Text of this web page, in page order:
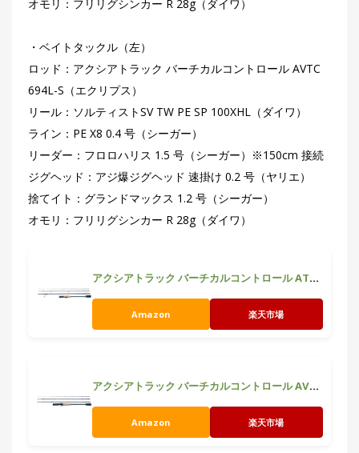
オモリ：フリリグシンカー R 28g（ダイワ）
・ベイトタックル（左）
ロッド：アクシアトラック バーチカルコントロール AVTC
694L-S（エクリプス）
リール：ソルティストSV TW PE SP 100XHL（ダイワ）
ライン：PE X8 0.4 号（シーガー）
リーダー：フロロハリス 1.5 号（シーガー）※150cm 接続
ジグヘッド：アジ爆ジグヘッド 速掛け 0.2 号（ヤリエ）
捨てイト：グランドマックス 1.2 号（シーガー）
オモリ：フリリグシンカー R 28g（ダイワ）
アクシアトラック バーチカルコントロール ATVS-694UL/L-S
Amazon 楽天市場
アクシアトラック バーチカルコントロール AVTC 694L-S
Amazon 楽天市場